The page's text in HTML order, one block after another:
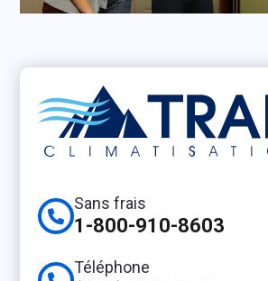
Sans frais
1-800-910-8603
Téléphone